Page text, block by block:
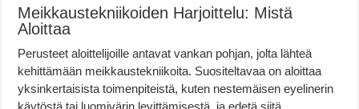
Meikkaustekniikoiden Harjoittelu: Mistä
Aloittaa
Perusteet aloittelijoille antavat vankan pohjan, jolta lähteä
kehittämään meikkaustekniikoita. Suositeltavaa on aloittaa
yksinkertaisista toimenpiteistä, kuten nestemäisen eyelinerin